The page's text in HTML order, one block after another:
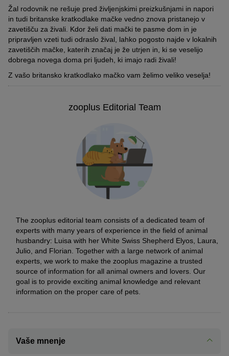
Žal rodovnik ne rešuje pred življenjskimi preizkušnjami in napori
in tudi britanske kratkodlake mačke vedno znova pristanejo v
zavetišču za živali. Kdor želi dati mački te pasme dom in je
pripravljen vzeti tudi odraslo žival, lahko pogosto najde v lokalnih
zavetiščih mačke, katerih značaj je že utrjen in, ki se veselijo
dobrega novega doma pri ljudeh, ki imajo radi živali!
Z vašo britansko kratkodlako mačko vam želimo veliko veselja!
zooplus Editorial Team
The zooplus editorial team consists of a dedicated team of
experts with many years of experience in the field of animal
husbandry: Luisa with her White Swiss Shepherd Elyos, Laura,
Julio, and Florian. Together with a large network of animal
experts, we work to make the zooplus magazine a trusted
source of information for all animal owners and lovers. Our
goal is to provide exciting animal knowledge and relevant
information on the proper care of pets.
Vaše mnenje